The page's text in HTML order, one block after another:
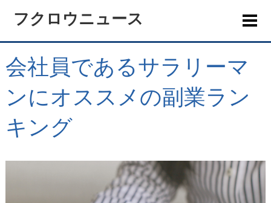
フクロウニュース
会社員であるサラリーマ
ンにオススメの副業ラン
キング